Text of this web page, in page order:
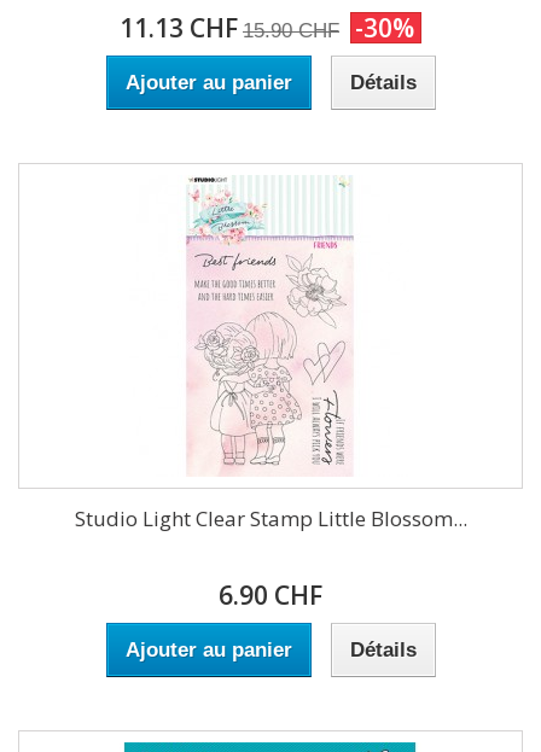
11.13 CHF 15.90 CHF -30%
Ajouter au panier Détails
Studio Light Clear Stamp Little Blossom...
6.90 CHF
Ajouter au panier Détails